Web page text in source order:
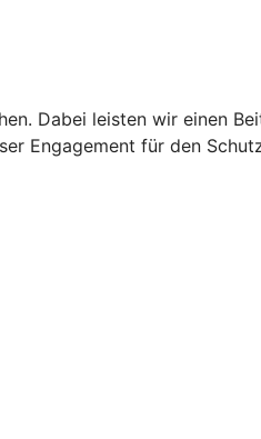
Dabei leisten wir einen
Engagement für den